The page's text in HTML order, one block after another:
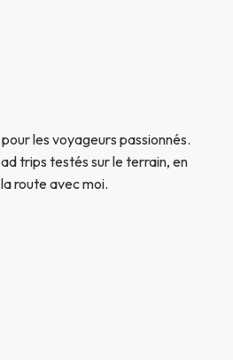
les voyageurs passionnés.
trips testés sur le terrain, en
route avec moi.